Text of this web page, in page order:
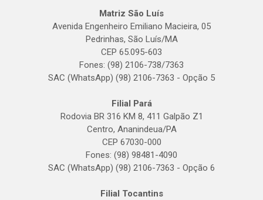
Matriz São Luís
Avenida Engenheiro Emiliano Macieira, 05
Pedrinhas, São Luís/MA
CEP 65.095-603
Fones: (98) 2106-738/7363
SAC (WhatsApp) (98) 2106-7363 - Opção 5
Filial Pará
Rodovia BR 316 KM 8, 411 Galpão Z1
Centro, Ananindeua/PA
CEP 67030-000
Fones: (98) 98481-4090
SAC (WhatsApp) (98) 2106-7363 - Opção 6
Filial Tocantins